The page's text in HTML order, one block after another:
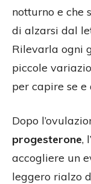
notturno e che
di alzarsi dal
Rilevarla ogni
piccole
per capire se e
Dopo
progesterone,
accogliere un
leggero rialzo